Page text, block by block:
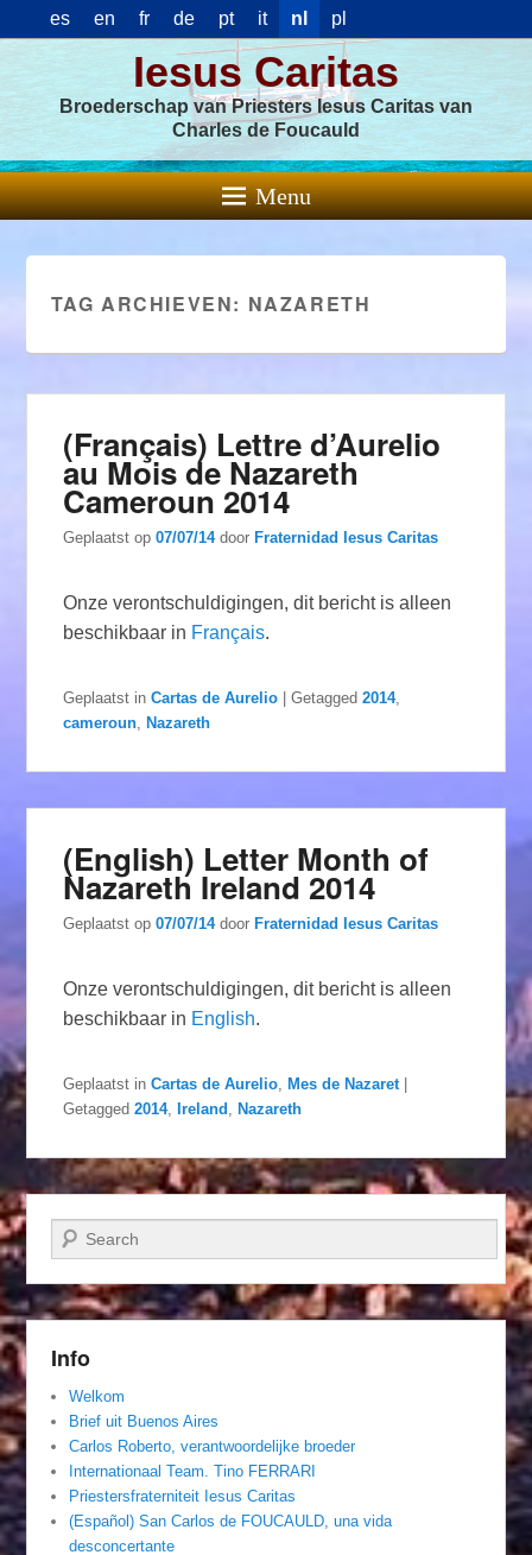
es en fr de pt it nl pl
Iesus Caritas
Broederschap van Priesters Iesus Caritas van
Charles de Foucauld
Menu
TAG ARCHIEVEN: NAZARETH
(Français) Lettre d’Aurelio
au Mois de Nazareth
Cameroun 2014
Geplaatst op07/07/14 door Fraternidad Iesus Caritas
Onze verontschuldigingen, dit bericht is alleen
beschikbaar in Français.
Geplaatst in Cartas de Aurelio |Getagged 2014,
cameroun
Nazareth
(English) Letter Month of
Nazareth Ireland 2014
Geplaatst op07/07/14 doorFraternidad Iesus Caritas
Onze verontschuldigingen, dit bericht is alleen
beschikbaar in English.
Geplaatst in Cartas de Aurelio ,Mes de Nazaret |
Getagged 2014,Ireland ,Nazareth
Zoeken
Info
Welkom
Brief uit Buenos Aires
Carlos Roberto, verantwoordelijke broeder
Internationaal Team. Tino FERRARI
Priestersfraterniteit Iesus Caritas
(Español) San Carlos de FOUCAULD, una vida
desconcertante